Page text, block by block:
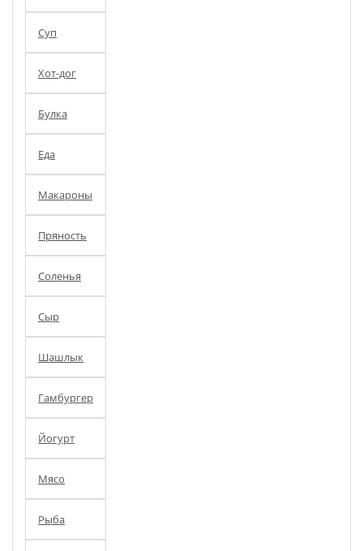
Суп
Хот-дог
Булка
Еда
Макароны
Пряность
Соленья
Сыр
Шашлык
Гамбургер
Йогурт
Мясо
Рыба